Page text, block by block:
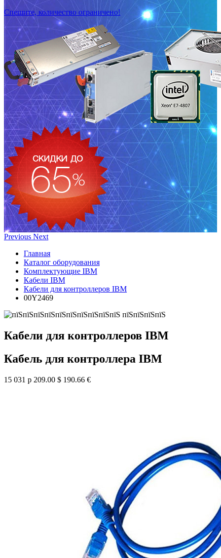
Спешите, количество ограничено!
Previous Next
Главная
Каталог оборудования
Комплектующие IBM
Кабели IBM
Кабели для контроллеров IBM
00Y2469
Кабели для контроллеров IBM
Кабель для контроллера IBM
15 031 р 209.00 $ 190.66 €